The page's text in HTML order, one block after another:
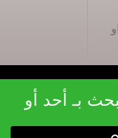
بـ أحد أو